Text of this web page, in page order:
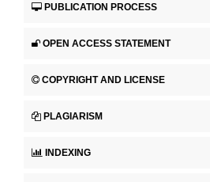
PUBLICATION PROCESS
OPEN ACCESS STATEMENT
COPYRIGHT AND LICENSE
PLAGIARISM
INDEXING